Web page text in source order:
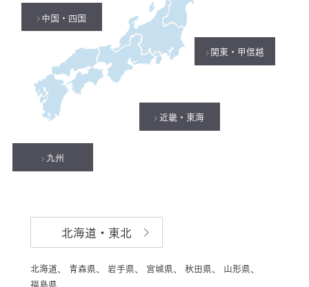
北海道・東北
北海道、 青森県、 岩手県、 宮城県、 秋田県、
山形県、
福島県
関東・甲信越
近畿・東海
中国・四国
九州